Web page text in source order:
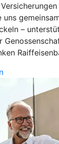
uns
–